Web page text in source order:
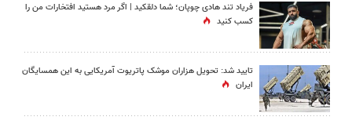
فریاد تند هادی چوپان؛‌ شما دلقکید | اگر مرد هستید افتخارات من را
کسب کنید
تایید شد: تحویل هزاران موشک پاتریوت آمریکایی به این همسایگان
ایران